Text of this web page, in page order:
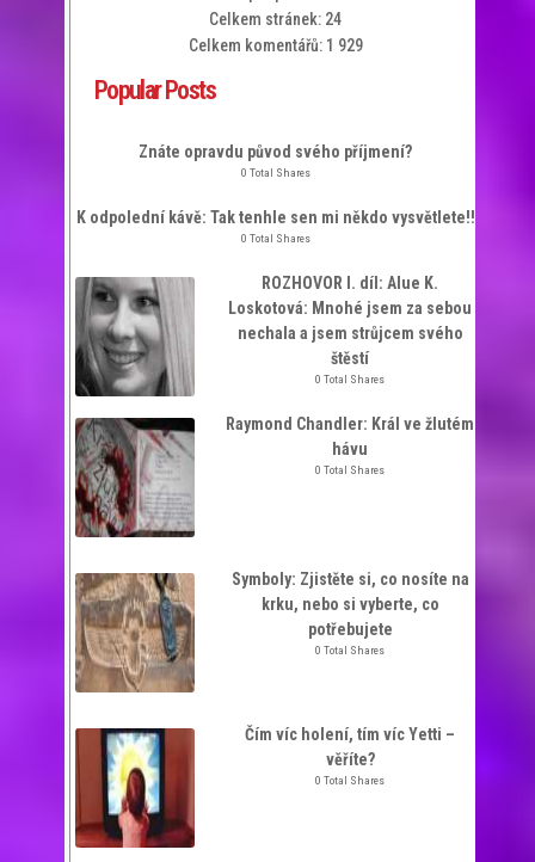
Celkem stránek: 24
Celkem komentářů: 1 929
Popular Posts
Znáte opravdu původ svého příjmení?
0 Total Shares
K odpolední kávě: Tak tenhle sen mi někdo vysvětlete!!
0 Total Shares
ROZHOVOR I. díl: Alue K.
Loskotová: Mnohé jsem za sebou
nechala a jsem strůjcem svého
štěstí
0 Total Shares
Raymond Chandler: Král ve žlutém
hávu
0 Total Shares
Symboly: Zjistěte si, co nosíte na
krku, nebo si vyberte, co
potřebujete
0 Total Shares
Čím víc holení, tím víc Yetti –
věříte?
0 Total Shares